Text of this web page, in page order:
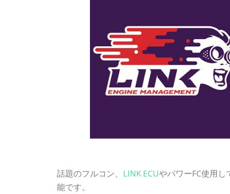
話題のフルコン、 LINK ECUやパワーFC使用
能です。